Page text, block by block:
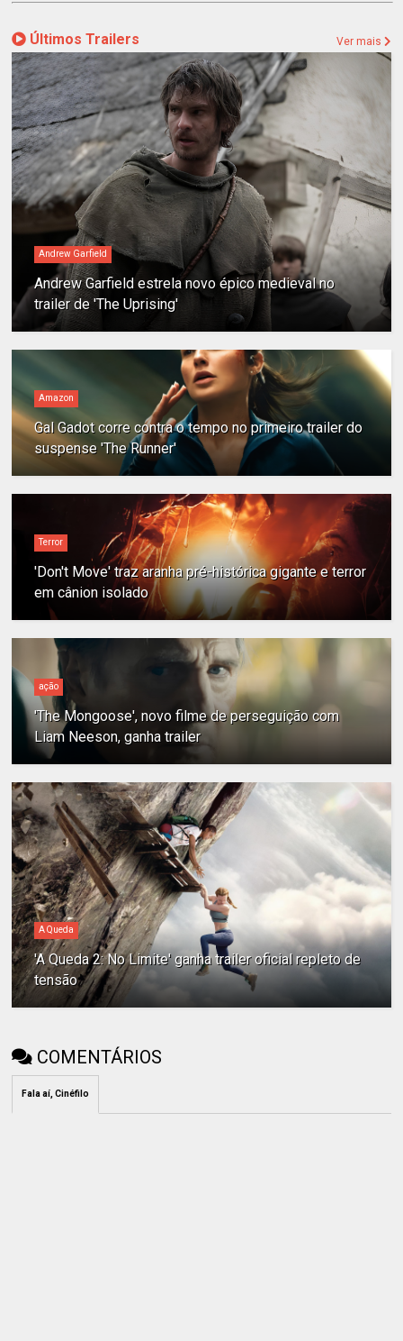
Últimos Trailers Ver mais
Andrew Garfield
Andrew Garfield estrela novo épico medieval no
trailer de 'The Uprising'
Amazon
Gal Gadot corre contra o tempo no primeiro trailer do
suspense 'The Runner'
Terror
'Don't Move' traz aranha pré-histórica gigante e terror
em cânion isolado
ação
'The Mongoose', novo filme de perseguição com
Liam Neeson, ganha trailer
A Queda
'A Queda 2: No Limite' ganha trailer oficial repleto de
tensão
COMENTÁRIOS
Fala aí, Cinéfilo